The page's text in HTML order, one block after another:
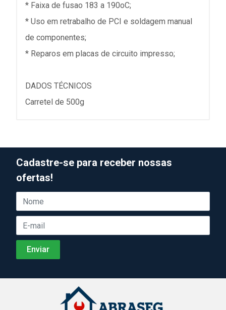
* Faixa de fusao 183 a 190oC;
* Uso em retrabalho de PCI e soldagem manual
de componentes;
* Reparos em placas de circuito impresso;
DADOS TÉCNICOS
Carretel de 500g
Cadastre-se para receber nossas
ofertas!